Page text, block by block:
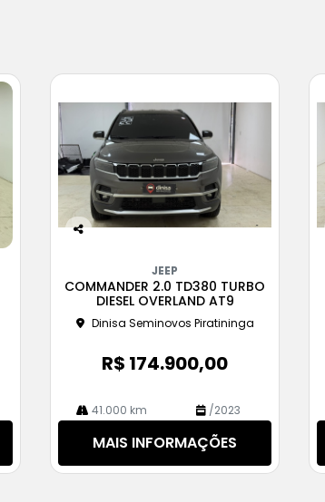
rtil
JEEP
COMMANDER 2.0 TD380 TURBO
DIESEL OVERLAND AT9
Dinisa Seminovos Piratininga
R$ 174.900,00
41.000 km /2023
MAIS INFORMAÇÕES